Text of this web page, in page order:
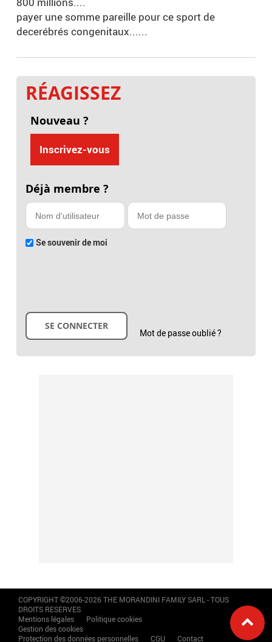
payer une somme pareille pour ce sport de
decerébrés congenitaux......
RÉAGISSEZ
Nouveau ?
Inscrivez-vous
Déjà membre ?
Se souvenir de moi
Mot de passe oublié ?
COPYRIGHT ©2006-2026 THE MORANDINI FAMILY SARL - TOUS
DROITS RESERVES
Mentions légales
Politique cookies
Gestion des cookies
Protection des données personnelles
CGU Contact